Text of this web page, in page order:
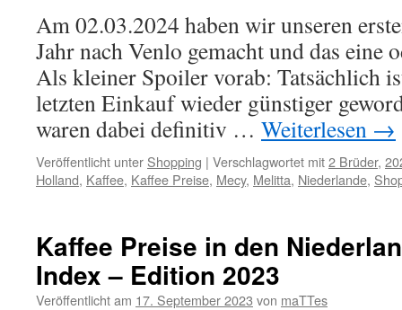
Am 02.03.2024 haben wir unseren
Jahr nach Venlo gemacht und das eine
Als kleiner Spoiler vorab: Tatsächlich
letzten Einkauf wieder günstiger
waren dabei definitiv … Weiterlesen →
Veröffentlicht unter Shopping | Verschlagwortet mit2 Brüder,
Holland, Kaffee, Kaffee Preise, Mecy, Melitta, Niederlande,
Kaffee Preise in den
Index – Edition 2023
Veröffentlicht am 17. September 2023 von maTTes